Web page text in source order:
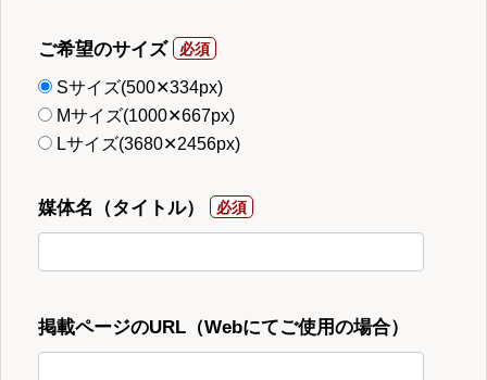
ご希望のサイズ
Sサイズ(500✕334px)
Mサイズ(1000✕667px)
Lサイズ(3680✕2456px)
媒体名（タイトル）
掲載ページのURL（Webにてご使用の場合）